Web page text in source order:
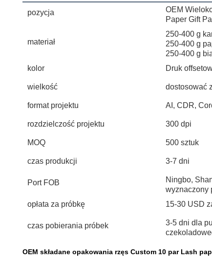
pozycja
OEM
Paper Gift
materiał
250-400 g
250-400 g
250-400 g
kolor
Druk
wielkość dostosować
format projektu AI, CDR,
rozdzielczość projektu 300 dpi
MOQ 500 sztuk
czas produkcji 3-7 dni
Port FOB
Ningbo,
wyznaczony
opłata za próbkę
15-30 USD
czas pobierania próbek
3-5 dni dla
OEM składane opakowania rzęs Custom 10 par Lash